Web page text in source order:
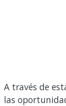
A través de
las